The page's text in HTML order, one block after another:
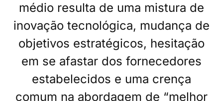
médio resulta de uma mistura de
inovação tecnológica, mudança de
objetivos estratégicos, hesitação
em se afastar dos fornecedores
estabelecidos e uma crença
comum na abordagem de “melhor